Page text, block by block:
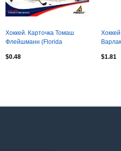
Хоккей. Карточка Томаш
Флейшманн (Florida
НХЛ/NHL
$0.48 $1.81